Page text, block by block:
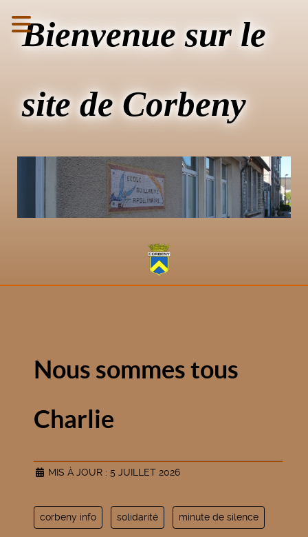
Bienvenue sur le
site de Corbeny
Nous sommes tous
Charlie
MIS À JOUR : 5 JUILLET 2026
corbeny info solidarité minute de silence